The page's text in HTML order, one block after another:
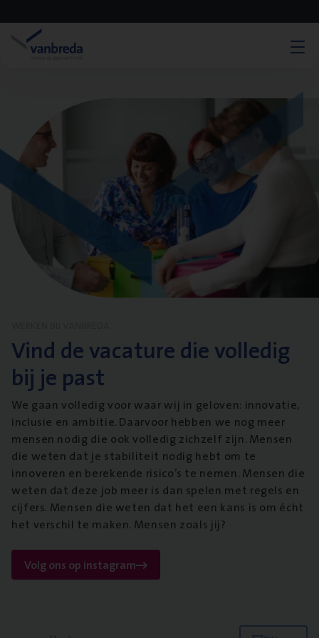
Vind de vacature die volledig
bij je past
We gaan volledig voor waar wij in geloven: innovatie,
inclusie en ambitie. Daarvoor hebben we nog meer
mensen nodig die ook volledig zichzelf zijn. Mensen
die weten dat je stabiliteit nodig hebt om te
innoveren en berekende risico’s te nemen. Mensen die
weten dat deze job meer is dan spelen met regels en
cijfers. Mensen die weten dat het een kans is om écht
het verschil te maken. Mensen zoals jij?
Volg ons op instagram